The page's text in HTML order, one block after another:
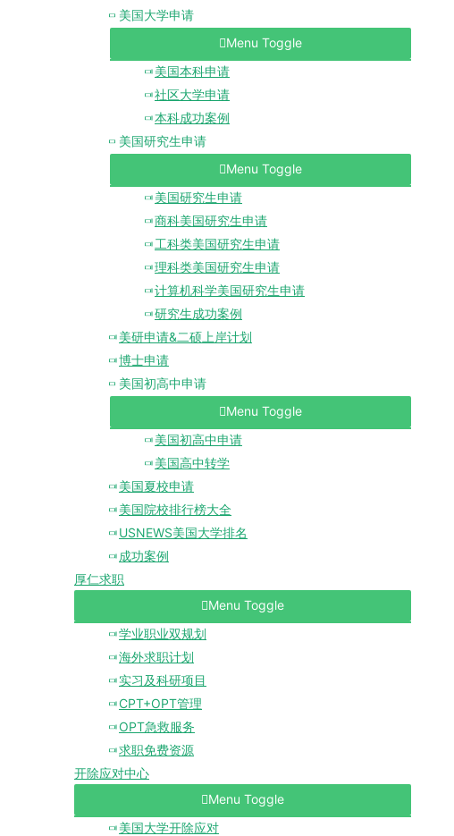
美国大学申请
Menu Toggle
美国本科申请
社区大学申请
本科成功案例
美国研究生申请
Menu Toggle
美国研究生申请
商科美国研究生申请
工科类美国研究生申请
理科类美国研究生申请
计算机科学美国研究生申请
研究生成功案例
美研申请&二硕上岸计划
博士申请
美国初高中申请
Menu Toggle
美国初高中申请
美国高中转学
美国夏校申请
美国院校排行榜大全
USNEWS美国大学排名
成功案例
厚仁求职
Menu Toggle
学业职业双规划
海外求职计划
实习及科研项目
CPT+OPT管理
OPT急救服务
求职免费资源
开除应对中心
Menu Toggle
美国大学开除应对